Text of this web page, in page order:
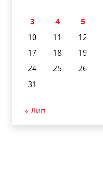
3
4 5
10
11 12
17
18 19
24
25 26
31
« Лип